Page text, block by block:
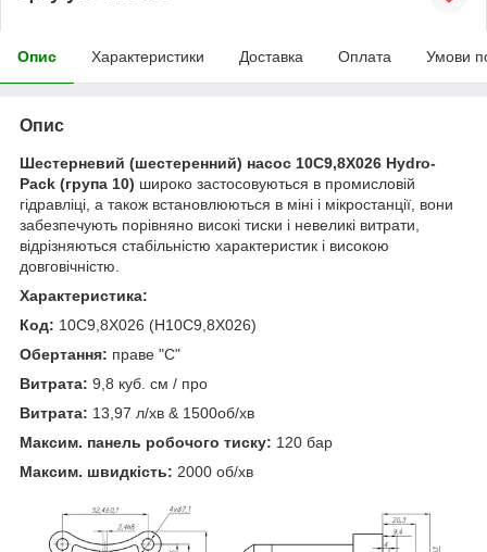
Опис Характеристики Доставка Оплата Умови
Опис
Шестерневий (шестеренний) насос 10C9,8X026 Hydro-
Pack (група 10) широко застосовуються в промисловій
гідравліці, а також встановлюються в міні і мікростанції, вони
забезпечують порівняно високі тиски і невеликі витрати,
відрізняються стабільністю характеристик і високою
довговічністю.
Характеристика:
Код: 10C9,8X026 (H10C9,8X026)
Обертання: праве "C"
Витрата: 9,8 куб. см / про
Витрата: 13,97 л/хв & 1500об/хв
Максим. панель робочого тиску: 120 бар
Максим. швидкість: 2000 об/хв